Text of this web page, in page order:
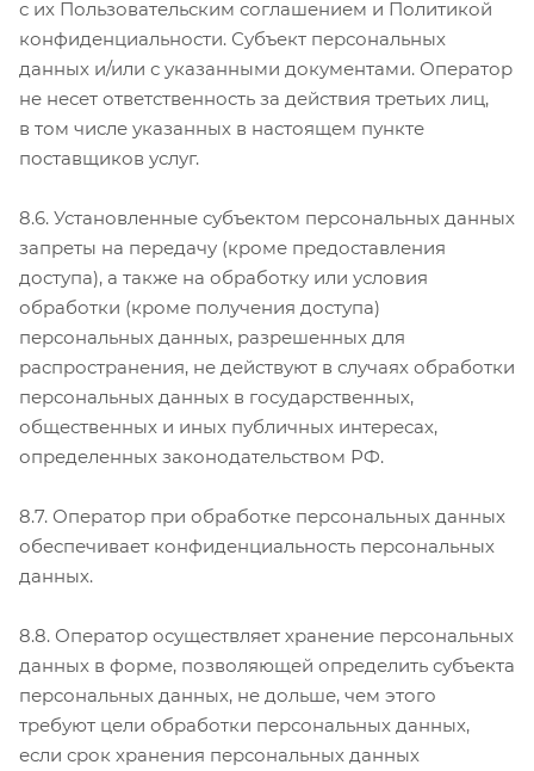
с их Пользовательским соглашением и Политикой
конфиденциальности. Субъект персональных
данных и/или с указанными документами. Оператор
не несет ответственность за действия третьих лиц,
в том числе указанных в настоящем пункте
поставщиков услуг.
8.6. Установленные субъектом персональных данных
запреты на передачу (кроме предоставления
доступа), а также на обработку или условия
обработки (кроме получения доступа)
персональных данных, разрешенных для
распространения, не действуют в случаях обработки
персональных данных в государственных,
общественных и иных публичных интересах,
определенных законодательством РФ.
8.7. Оператор при обработке персональных данных
обеспечивает конфиденциальность персональных
данных.
8.8. Оператор осуществляет хранение персональных
данных в форме, позволяющей определить субъекта
персональных данных, не дольше, чем этого
требуют цели обработки персональных данных,
если срок хранения персональных данных